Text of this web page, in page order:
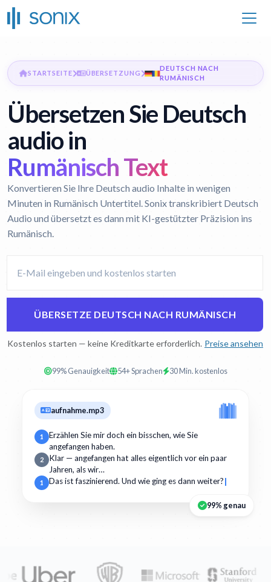
STARTSEITE ÜBERSETZUNG
DEUTSCH NACH
RUMÄNISCH
Übersetzen Sie Deutsch
audio in
Rumänisch Text
Konvertieren Sie Ihre Deutsch audio Inhalte in wenigen
Minuten in Rumänisch Untertitel. Sonix transkribiert Deutsch
Audio und übersetzt es dann mit KI-gestützter Präzision ins
Rumänisch.
ÜBERSETZE DEUTSCH NACH RUMÄNISCH
Kostenlos starten — keine Kreditkarte erforderlich. Preise ansehen
99% Genauigkeit 54+ Sprachen 30 Min. kostenlos
aufnahme.mp3
1
Erzählen Sie mir doch ein bisschen, wie Sie
angefangen haben.
2
Klar — angefangen hat alles eigentlich vor ein paar
Jahren, als wir…
1 Das ist faszinierend. Und wie ging es dann weiter?
99% genau